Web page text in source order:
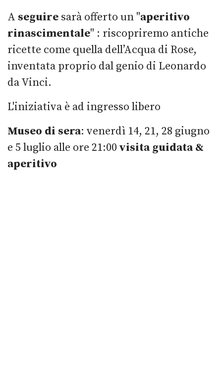
A seguire sarà offerto un "aperitivo
rinascimentale" : riscopriremo antiche
ricette come quella dell’Acqua di Rose,
inventata proprio dal genio di Leonardo
da Vinci.
L'iniziativa è ad ingresso libero
Museo di sera: venerdì 14, 21, 28 giugno
e 5 luglio alle ore 21:00 visita guidata &
aperitivo